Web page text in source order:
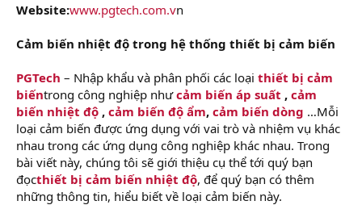
Website:www.pgtech.com.vn
Cảm biến nhiệt độ trong hệ thống thiết bị cảm biến
PGTech – Nhập khẩu và phân phối các loại thiết bị cảm
biếntrong công nghiệp nhưcảm biến áp suất , cảm
biến nhiệt độ , cảm biến độ ẩm, cảm biến dòng …Mỗi
loại cảm biến được ứng dụng với vai trò và nhiệm vụ khác
nhau trong các ứng dụng công nghiệp khác nhau. Trong
bài viết này, chúng tôi sẽ giới thiệu cụ thể tới quý bạn
đọcthiết bị cảm biến nhiệt độ, để quý bạn có thêm
những thông tin, hiểu biết về loại cảm biến này.